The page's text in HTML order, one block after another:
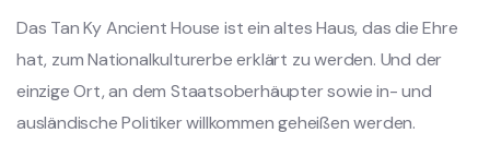
Das Tan Ky Ancient House ist ein altes Haus, das die Ehre
hat, zum Nationalkulturerbe erklärt zu werden. Und der
einzige Ort, an dem Staatsoberhäupter sowie in- und
ausländische Politiker willkommen geheißen werden.